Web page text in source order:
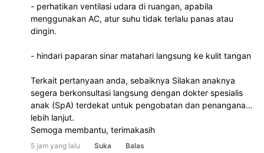
- perhatikan ventilasi udara di ruangan, apabila
menggunakan AC, atur suhu tidak terlalu panas atau
dingin.
- hindari paparan sinar matahari langsung ke kulit tangan
Terkait pertanyaan anda, sebaiknya Silakan anaknya
segera berkonsultasi langsung dengan dokter spesialis
anak (SpA) terdekat untuk pengobatan dan penanganan
lebih lanjut.
Semoga membantu, terimakasih
5 jam yang lalu Suka Balas